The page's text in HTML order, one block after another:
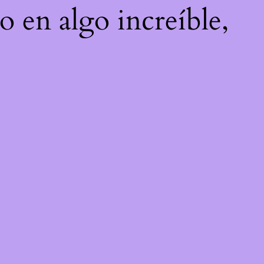
en algo increíble,